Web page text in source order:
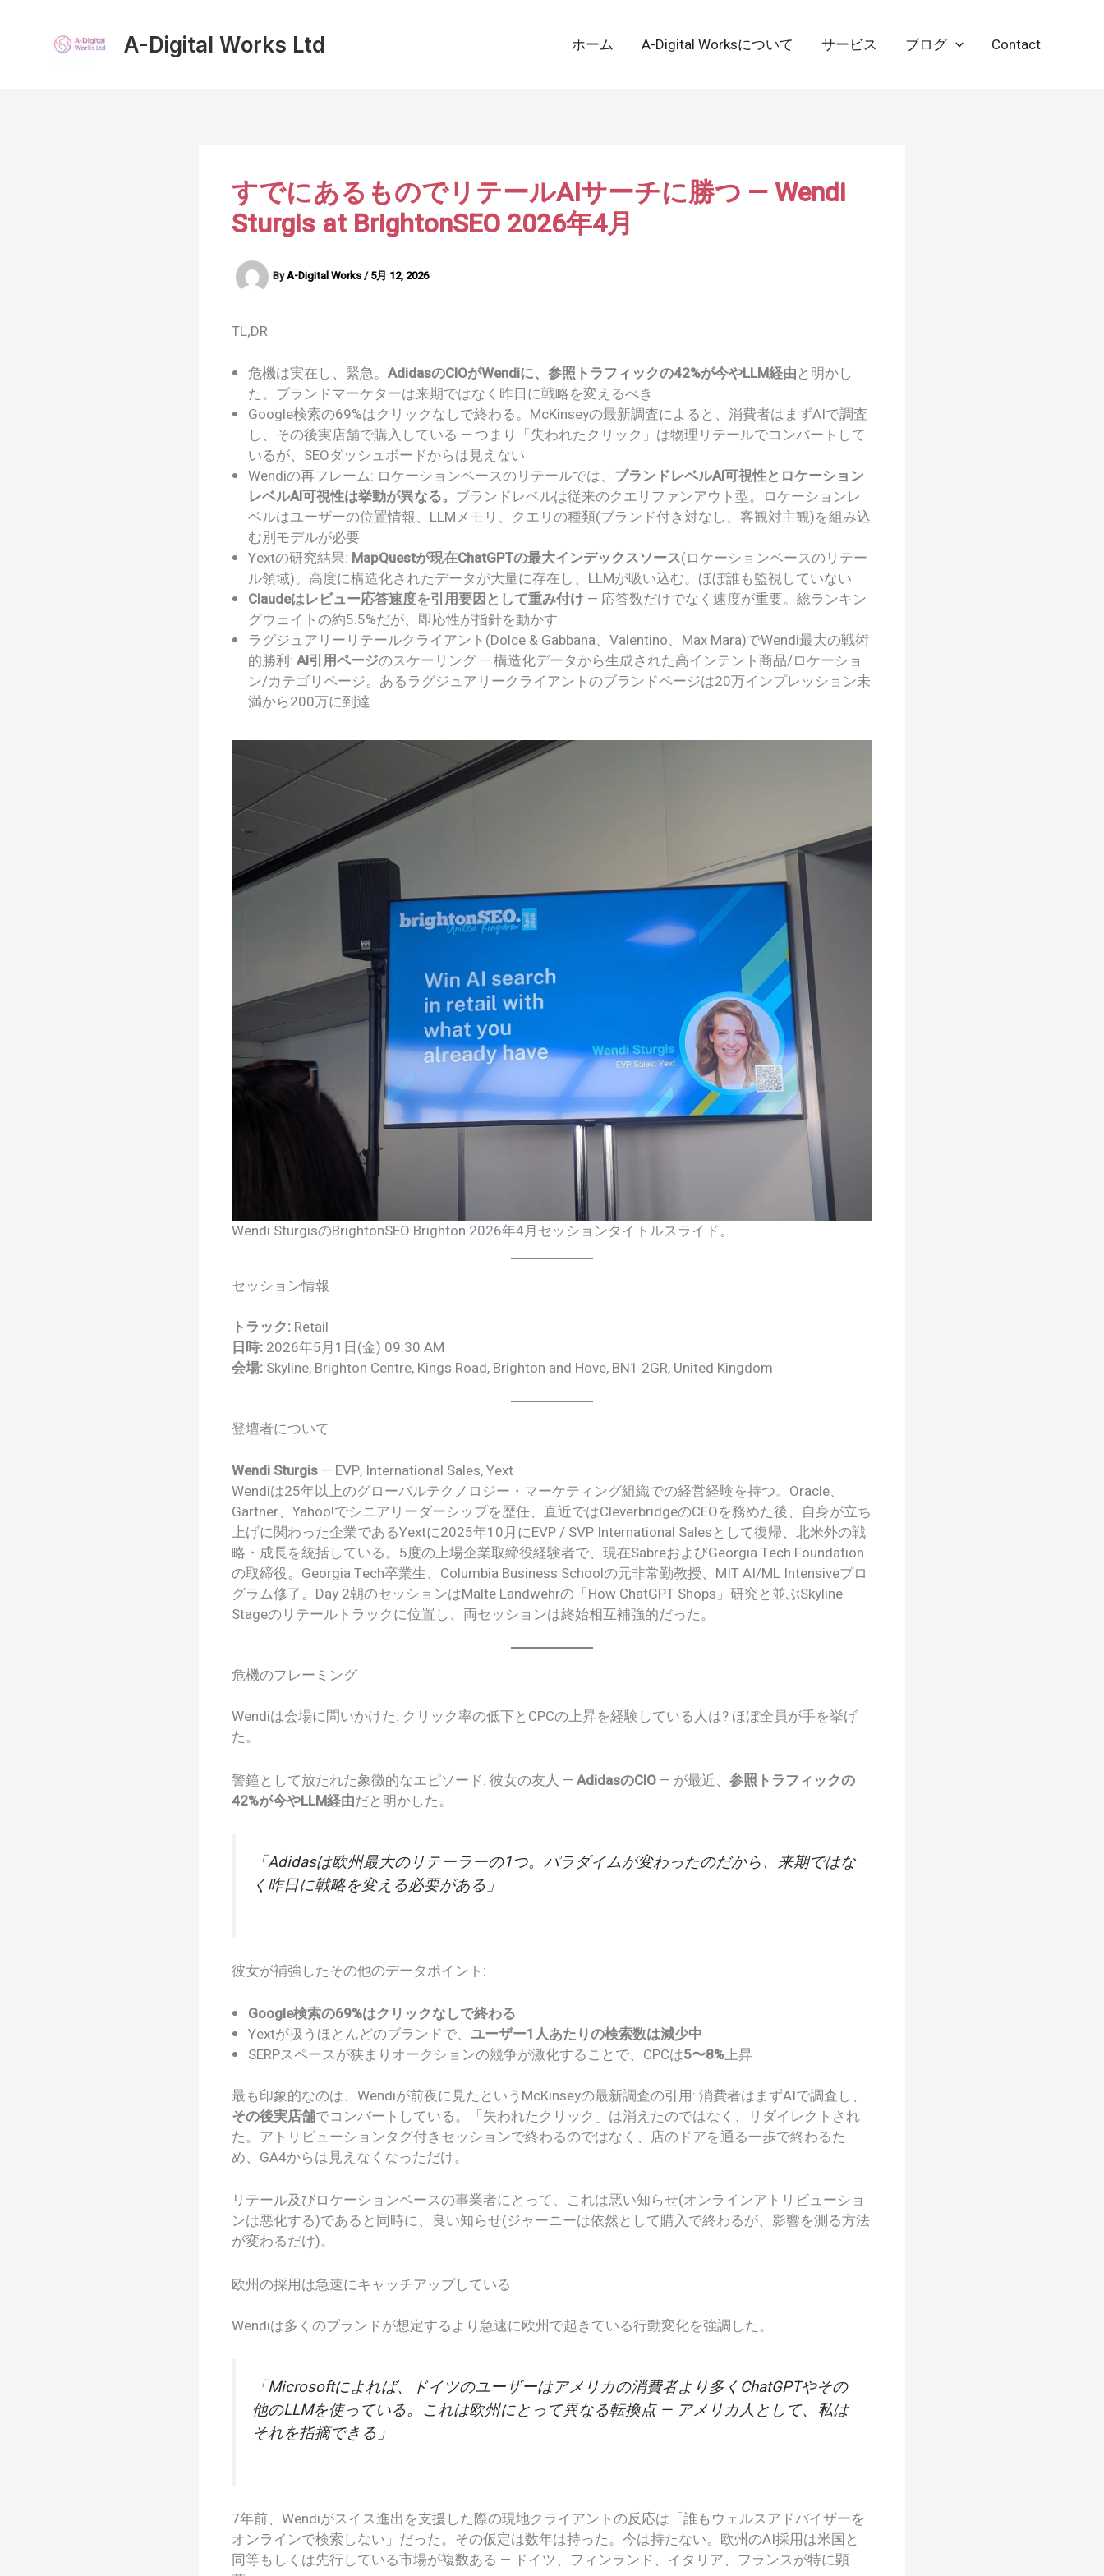
A-Digital Works Ltd ホーム A-Digital Worksについて サービス ブログ Contact
すでにあるものでリテールAIサーチに勝つ — Wendi
Sturgis at BrightonSEO 2026年4月
ByA-Digital Works/5月 12, 2026
TL;DR
危機は実在し、緊急。 AdidasのCIOがWendiに、参照トラフィックの42%が今やLLM経由と明かし
た。ブランドマーケターは来期ではなく昨日に戦略を変えるべき
Google検索の69%はクリックなしで終わる。McKinseyの最新調査によると、消費者はまずAIで調査
し、その後実店舗で購入している — つまり「失われたクリック」は物理リテールでコンバートして
いるが、SEOダッシュボードからは見えない
Wendiの再フレーム: ロケーションベースのリテールでは、 ブランドレベルAI可視性とロケーション
レベルAI可視性は挙動が異なる。 ブランドレベルは従来のクエリファンアウト型。ロケーションレ
ベルはユーザーの位置情報、LLMメモリ、クエリの種類(ブランド付き対なし、客観対主観)を組み込
む別モデルが必要
Yextの研究結果: MapQuestが現在ChatGPTの最大インデックスソース(ロケーションベースのリテー
ル領域)。高度に構造化されたデータが大量に存在し、LLMが吸い込む。ほぼ誰も監視していない
Claudeはレビュー応答速度を引用要因として重み付け — 応答数だけでなく速度が重要。総ランキン
グウェイトの約5.5%だが、即応性が指針を動かす
ラグジュアリーリテールクライアント(Dolce & Gabbana、Valentino、Max Mara)でWendi最大の戦術
的勝利: AI引用ページのスケーリング — 構造化データから生成された高インテント商品/ロケーショ
ン/カテゴリページ。あるラグジュアリークライアントのブランドページは20万インプレッション未
満から200万に到達
Wendi SturgisのBrightonSEO Brighton 2026年4月セッションタイトルスライド。
セッション情報
トラック: Retail
日時: 2026年5月1日(金) 09:30 AM
会場: Skyline, Brighton Centre, Kings Road, Brighton and Hove, BN1 2GR, United Kingdom
登壇者について
Wendi Sturgis — EVP, International Sales, Yext
Wendiは25年以上のグローバルテクノロジー・マーケティング組織での経営経験を持つ。Oracle、
Gartner、Yahoo!でシニアリーダーシップを歴任、直近ではCleverbridgeのCEOを務めた後、自身が立ち
上げに関わった企業であるYextに2025年10月にEVP / SVP International Salesとして復帰、北米外の戦
略・成長を統括している。5度の上場企業取締役経験者で、現在SabreおよびGeorgia Tech Foundation
の取締役。Georgia Tech卒業生、Columbia Business Schoolの元非常勤教授、MIT AI/ML Intensiveプロ
グラム修了。Day 2朝のセッションはMalte Landwehrの「How ChatGPT Shops」研究と並ぶSkyline
Stageのリテールトラックに位置し、両セッションは終始相互補強的だった。
危機のフレーミング
Wendiは会場に問いかけた: クリック率の低下とCPCの上昇を経験している人は? ほぼ全員が手を挙げ
た。
警鐘として放たれた象徴的なエピソード: 彼女の友人 — AdidasのCIO — が最近、 参照トラフィックの
42%が今やLLM経由だと明かした。
「Adidasは欧州最大のリテーラーの1つ。パラダイムが変わったのだから、来期ではな
く昨日に戦略を変える必要がある」
彼女が補強したその他のデータポイント:
Google検索の69%はクリックなしで終わる
Yextが扱うほとんどのブランドで、 ユーザー1人あたりの検索数は減少中
SERPスペースが狭まりオークションの競争が激化することで、CPCは5〜8%上昇
最も印象的なのは、Wendiが前夜に見たというMcKinseyの最新調査の引用: 消費者はまずAIで調査し、
その後実店舗でコンバートしている。「失われたクリック」は消えたのではなく、リダイレクトされ
た。アトリビューションタグ付きセッションで終わるのではなく、店のドアを通る一歩で終わるた
め、GA4からは見えなくなっただけ。
リテール及びロケーションベースの事業者にとって、これは悪い知らせ(オンラインアトリビューショ
ンは悪化する)であると同時に、良い知らせ(ジャーニーは依然として購入で終わるが、影響を測る方法
が変わるだけ)。
欧州の採用は急速にキャッチアップしている
Wendiは多くのブランドが想定するより急速に欧州で起きている行動変化を強調した。
「Microsoftによれば、ドイツのユーザーはアメリカの消費者より多く ChatGPTやその
他のLLMを使っている。これは欧州にとって異なる転換点 — アメリカ人として、私は
それを指摘できる」
7年前、Wendiがスイス進出を支援した際の現地クライアントの反応は「誰もウェルスアドバイザーを
オンラインで検索しない」だった。その仮定は数年は持った。今は持たない。欧州のAI採用は米国と
同等もしくは先行している市場が複数ある — ドイツ、フィンランド、イタリア、フランスが特に顕